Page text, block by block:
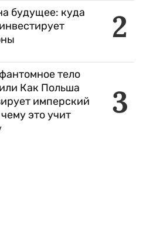
2
будущее: куда
3
тело
Как Польша
имперский
это учит